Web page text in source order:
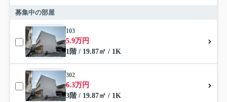
募集中の部屋
103
5.9万円
1階 / 19.87㎡ / 1K
302
6.3万円
3階 / 19.87㎡ / 1K